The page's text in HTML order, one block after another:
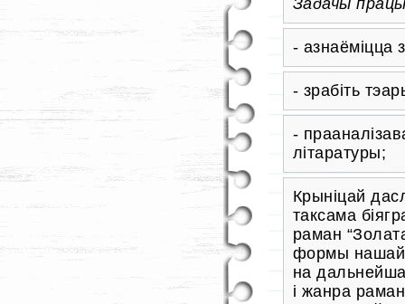
Задачы
-
- зрабіть
-
літаратуры;
Крыніцай
таксама
раман
формы нашай
на
і жанра